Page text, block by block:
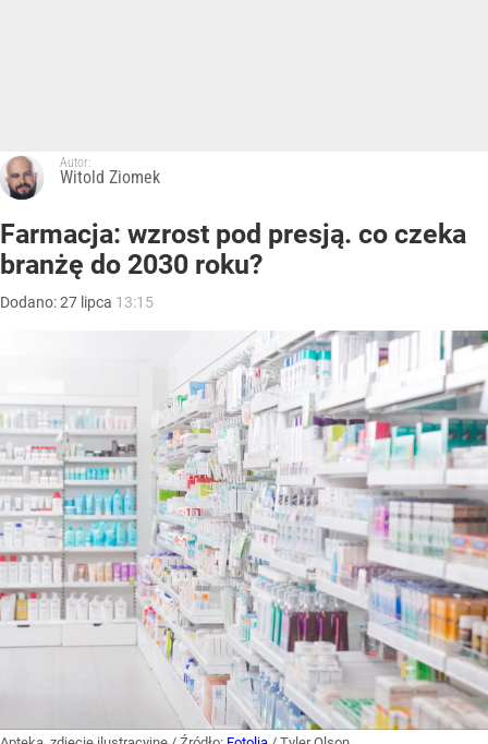
Autor:
Witold Ziomek
Farmacja: wzrost pod presją. co czeka
branżę do 2030 roku?
Dodano:27 lipca 13:15